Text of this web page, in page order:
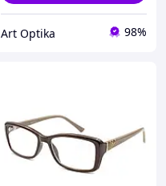
Art Optika 98%